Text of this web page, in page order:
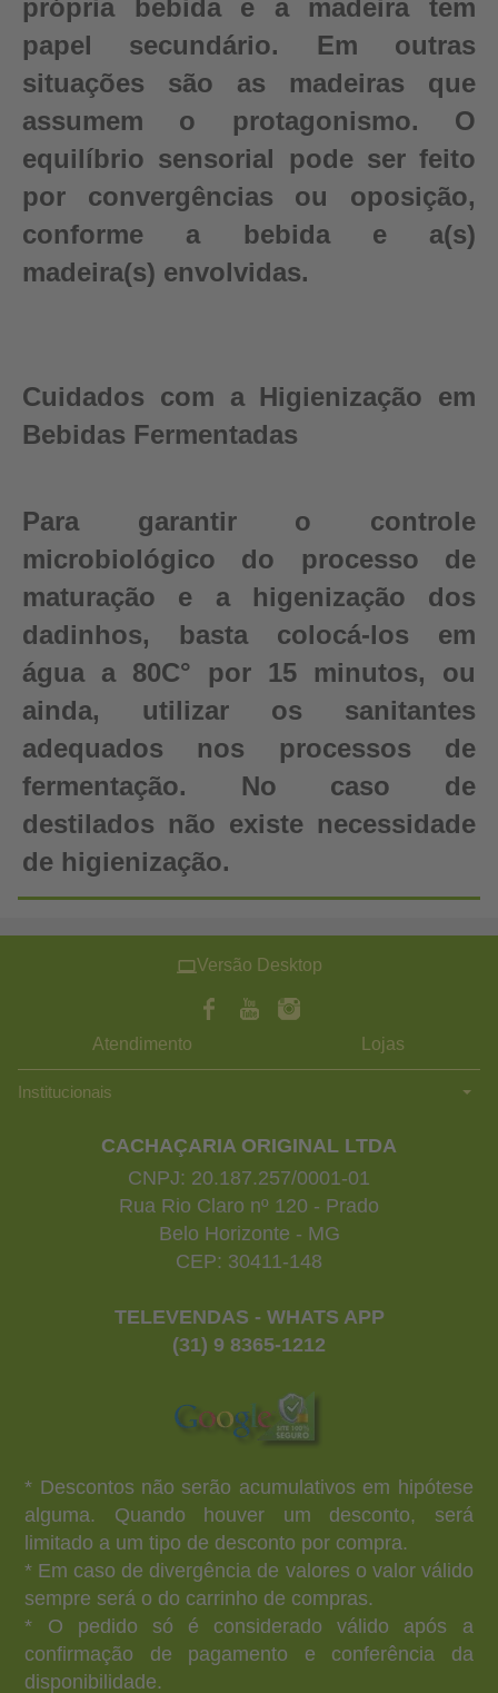
própria bebida e a madeira tem
papel secundário. Em outras
situações são as madeiras que
assumem o protagonismo. O
equilíbrio sensorial pode ser feito
por convergências ou oposição,
conforme a bebida e a(s)
madeira(s) envolvidas.
Cuidados com a Higienização em
Bebidas Fermentadas
Para garantir o controle
microbiológico do processo de
maturação e a higenização dos
dadinhos, basta colocá-los em
água a 80C° por 15 minutos, ou
ainda, utilizar os sanitantes
adequados nos processos de
fermentação. No caso de
destilados não existe necessidade
de higienização.
Versão Desktop
Atendimento Lojas
Institucionais
CACHAÇARIA ORIGINAL LTDA
CNPJ: 20.187.257/0001-01
Rua Rio Claro nº 120 - Prado
Belo Horizonte - MG
CEP: 30411-148
TELEVENDAS - WHATS APP
(31) 9 8365-1212
* Descontos não serão acumulativos em hipótese
alguma. Quando houver um desconto, será
limitado a um tipo de desconto por compra.
* Em caso de divergência de valores o valor válido
sempre será o do carrinho de compras.
* O pedido só é considerado válido após a
confirmação de pagamento e conferência da
disponibilidade.